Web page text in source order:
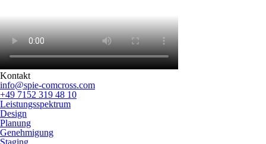
Kontakt
info@spie-comcross.com
+49 7152 319 48 10
Leistungsspektrum
Design
Planung
Genehmigung
Staging